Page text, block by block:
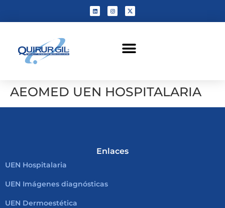
AEOMED UEN HOSPITALARIA
Enlaces
UEN Hospitalaria
UEN Imágenes diagnósticas
UEN Dermoestética